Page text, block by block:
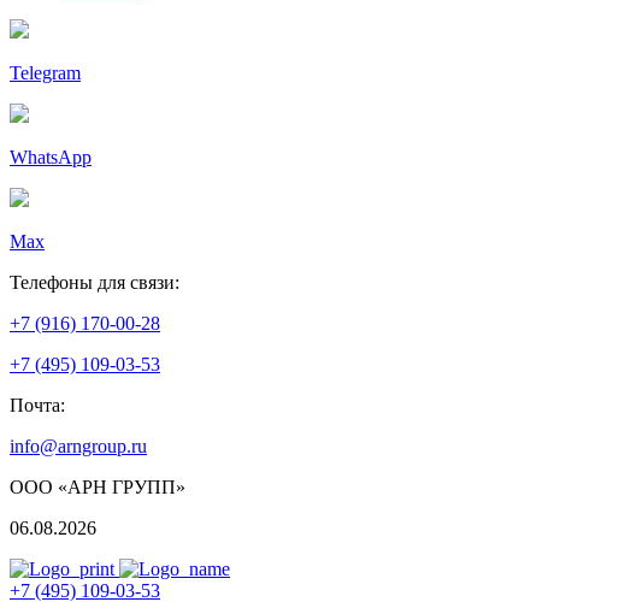
Telegram
WhatsApp
Max
Телефоны для связи:
+7 (916) 170-00-28
+7 (495) 109-03-53
Почта:
info@arngroup.ru
ООО «АРН ГРУПП»
06.08.2026
+7 (495) 109-03-53